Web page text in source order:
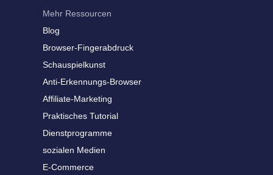
Mehr Ressourcen
Blog
Browser-Fingerabdruck
Schauspielkunst
Anti-Erkennungs-Browser
Affiliate-Marketing
Praktisches Tutorial
Dienstprogramme
sozialen Medien
E-Commerce